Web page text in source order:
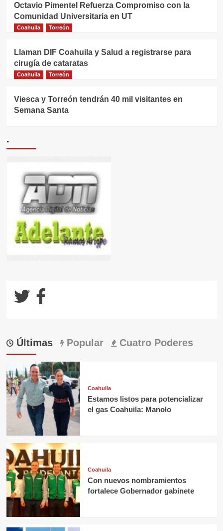
Octavio Pimentel Refuerza Compromiso con la
Comunidad Universitaria en UT
Coahuila Torreón
Llaman DIF Coahuila y Salud a registrarse para
cirugía de cataratas
Coahuila Torreón
Viesca y Torreón tendrán 40 mil visitantes en
Semana Santa
.
Últimas Popular Cuatro Poderes
Coahuila
Estamos listos para potencializar
el gas Coahuila: Manolo
Coahuila
Con nuevos nombramientos
fortalece Gobernador gabinete